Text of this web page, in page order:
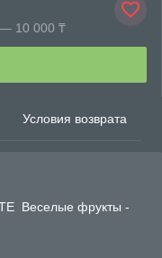
— 10 000 ₸
Условия возврата
Веселые фрукты -